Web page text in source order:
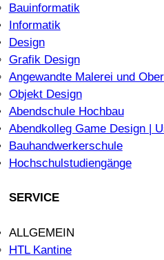
Bauinformatik
Informatik
Design
Grafik Design
Angewandte Malerei und
Objekt Design
Abendschule Hochbau
Abendkolleg Game Design |
Bauhandwerkerschule
Hochschulstudiengänge
SERVICE
ALLGEMEIN
HTL Kantine